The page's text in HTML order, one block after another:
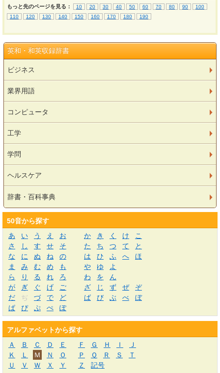
もっと先のページを見る： 10 20 30 40 50 60 70 80 90
100
110
120 130 140 150 160 170 180 190
英和・和英収録辞書
ビジネス
業界用語
コンピュータ
工学
学問
ヘルスケア
辞書・百科事典
50音から探す
あ
い う え お か き く け
こ
さ
し す せ そ た ち つ て
と
な
に ぬ ね の は ひ ふ へ
ほ
ま
み む め も や ゆ
よ
ら
り る れ ろ わ を
ん
が
ぎ ぐ げ ご ざ じ ず ぜ
ぞ
だ
ぢ づ で ど ば び ぶ べ
ぼ
ぱ
ぴ ぷ ぺ ぽ
アルファベットから探す
Ａ
Ｂ Ｃ Ｄ Ｅ Ｆ Ｇ Ｈ Ｉ
Ｊ
Ｋ
Ｌ Ｍ Ｎ Ｏ Ｐ Ｑ Ｒ Ｓ
Ｔ
Ｕ
Ｖ Ｗ Ｘ Ｙ Ｚ
記号